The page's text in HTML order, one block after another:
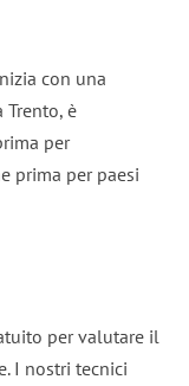
con una
Trento, è
per
prima per paesi
per valutare il
I nostri tecnici